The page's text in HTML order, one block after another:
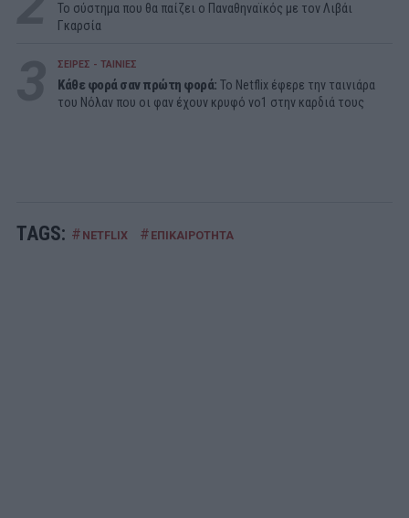
Το σύστημα που θα παίζει ο Παναθηναϊκός με τον Λιβάι
Γκαρσία
ΣΕΙΡΕΣ - ΤΑΙΝΙΕΣ
Κάθε φορά σαν πρώτη φορά: Το Netflix έφερε την ταινιάρα
του Νόλαν που οι φαν έχουν κρυφό νο1 στην καρδιά τους
TAGS: # NETFLIX # ΕΠΙΚΑΙΡΟΤΗΤΑ